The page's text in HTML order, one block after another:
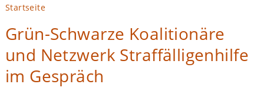
Sie sind hier
Startseite
Grün-Schwarze Koalitionäre
und Netzwerk Straffälligenhilfe
im Gespräch